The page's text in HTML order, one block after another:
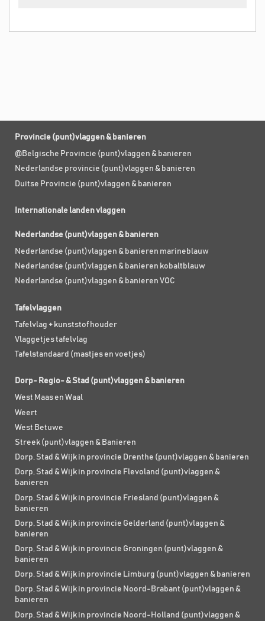
Provincie (punt)vlaggen & banieren
@Belgische Provincie (punt)vlaggen & banieren
Nederlandse provincie (punt)vlaggen & banieren
Duitse Provincie (punt)vlaggen & banieren
Internationale landen vlaggen
Nederlandse (punt)vlaggen & banieren
Nederlandse (punt)vlaggen & banieren marineblauw
Nederlandse (punt)vlaggen & banieren kobaltblauw
Nederlandse (punt)vlaggen & banieren VOC
Tafelvlaggen
Tafelvlag + kunststof houder
Vlaggetjes tafelvlag
Tafelstandaard (mastjes en voetjes)
Dorp- Regio- & Stad (punt)vlaggen & banieren
West Maas en Waal
Weert
West Betuwe
Streek (punt)vlaggen & Banieren
Dorp, Stad & Wijk in provincie Drenthe (punt)vlaggen & banieren
Dorp, Stad & Wijk in provincie Flevoland (punt)vlaggen &
banieren
Dorp, Stad & Wijk in provincie Friesland (punt)vlaggen &
banieren
Dorp, Stad & Wijk in provincie Gelderland (punt)vlaggen &
banieren
Dorp, Stad & Wijk in provincie Groningen (punt)vlaggen &
banieren
Dorp, Stad & Wijk in provincie Limburg (punt)vlaggen & banieren
Dorp, Stad & Wijk in provincie Noord-Brabant (punt)vlaggen &
banieren
Dorp, Stad & Wijk in provincie Noord-Holland (punt)vlaggen &